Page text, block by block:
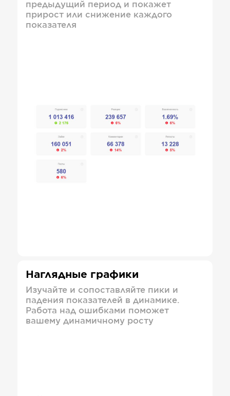
предыдущий период и покажет
прирост или снижение каждого
показателя
Наглядные графики
Изучайте и сопоставляйте пики и
падения показателей в динамике.
Работа над ошибками поможет
вашему динамичному росту